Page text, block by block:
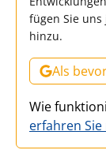
fügen Sie
hinzu.
Als
Wie
erfahren